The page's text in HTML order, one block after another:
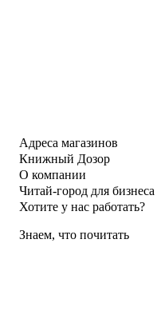
Адреса магазинов
Книжный Дозор
О компании
Читай-город для бизнеса
Хотите у нас работать?
Знаем, что почитать